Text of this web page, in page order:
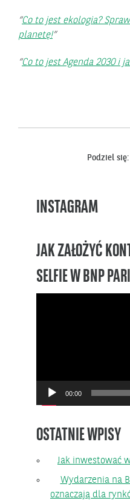
Co to jest ekologia?
planetę!
Co to jest Agenda 2030 i
Podziel się:
INSTAGRAM
JAK ZAŁOŻYĆ
SELFIE W BNP
00:00
OSTATNIE WPISY
Jak inwestować
Wydarzenia na
oznaczają dla